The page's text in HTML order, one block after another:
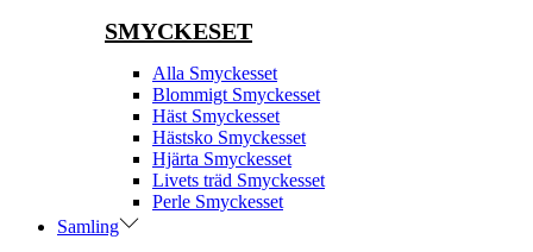
SMYCKESET
Alla Smyckesset
Blommigt Smyckesset
Häst Smyckesset
Hästsko Smyckesset
Hjärta Smyckesset
Livets träd Smyckesset
Perle Smyckesset
Samling